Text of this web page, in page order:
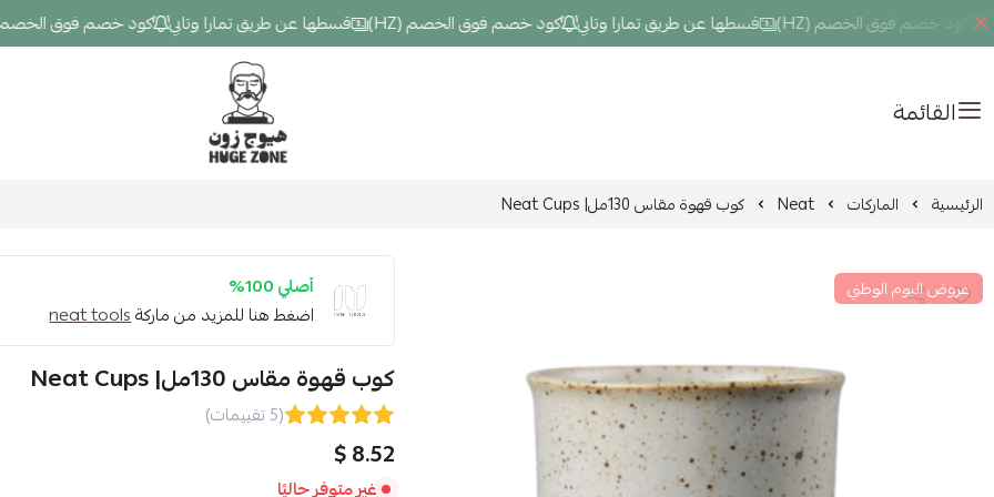
كود خصم فوق الخصم (HZ) قسطها عن طريق تمارا وتابي كود خصم فوق الخصم (HZ) قسطها عن طريق تمارا وتابي كود خصم فوق الخصم (HZ)
القائمة Hugezone
الرئيسية الماركات Neat كوب قهوة مقاس 130مل| Neat Cups
عروض اليوم الوطني
أصلي 100%
اضغط هنا للمزيد من ماركةneat tools
كوب قهوة مقاس 130مل| Neat Cups
(5 تقييمات)
8.52 $
غير متوفر حاليًا